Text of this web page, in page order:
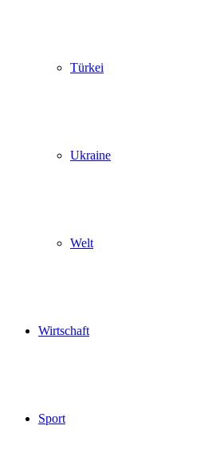
Türkei
Ukraine
Welt
Wirtschaft
Sport